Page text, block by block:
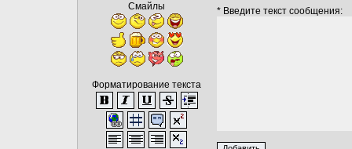
Смайлы
Форматирование текста
* Введите текст сообщения: